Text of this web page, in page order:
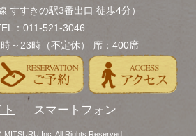
すすきの駅3番出口 徒歩4分）
：011-521-3046
～23時（不定休） 席：400席
｜ スマートフォン
MITSURU Inc. All Rights Reserved